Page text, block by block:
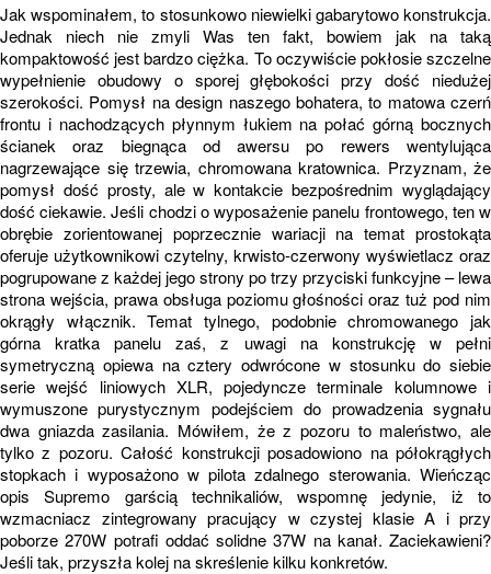
Jak wspominałem, to stosunkowo niewielki gabarytowo konstrukcja.
Jednak niech nie zmyli Was ten fakt, bowiem jak na taką
kompaktowość jest bardzo ciężka. To oczywiście pokłosie szczelne
wypełnienie obudowy o sporej głębokości przy dość niedużej
szerokości. Pomysł na design naszego bohatera, to matowa czerń
frontu i nachodzących płynnym łukiem na połać górną bocznych
ścianek oraz biegnąca od awersu po rewers wentylująca
nagrzewające się trzewia, chromowana kratownica. Przyznam, że
pomysł dość prosty, ale w kontakcie bezpośrednim wyglądający
dość ciekawie. Jeśli chodzi o wyposażenie panelu frontowego, ten w
obrębie zorientowanej poprzecznie wariacji na temat prostokąta
oferuje użytkownikowi czytelny, krwisto-czerwony wyświetlacz oraz
pogrupowane z każdej jego strony po trzy przyciski funkcyjne – lewa
strona wejścia, prawa obsługa poziomu głośności oraz tuż pod nim
okrągły włącznik. Temat tylnego, podobnie chromowanego jak
górna kratka panelu zaś, z uwagi na konstrukcję w pełni
symetryczną opiewa na cztery odwrócone w stosunku do siebie
serie wejść liniowych XLR, pojedyncze terminale kolumnowe i
wymuszone purystycznym podejściem do prowadzenia sygnału
dwa gniazda zasilania. Mówiłem, że z pozoru to maleństwo, ale
tylko z pozoru. Całość konstrukcji posadowiono na półokrągłych
stopkach i wyposażono w pilota zdalnego sterowania. Wieńcząc
opis Supremo garścią technikaliów, wspomnę jedynie, iż to
wzmacniacz zintegrowany pracujący w czystej klasie A i przy
poborze 270W potrafi oddać solidne 37W na kanał. Zaciekawieni?
Jeśli tak, przyszła kolej na skreślenie kilku konkretów.